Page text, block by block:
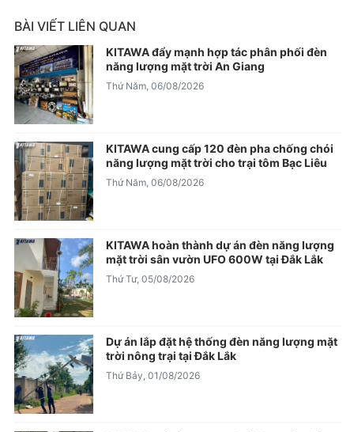
BÀI VIẾT LIÊN QUAN
KITAWA đẩy mạnh hợp tác phân phối đèn
năng lượng mặt trời An Giang
Thứ Năm, 06/08/2026
KITAWA cung cấp 120 đèn pha chống chói
năng lượng mặt trời cho trại tôm Bạc Liêu
Thứ Năm, 06/08/2026
KITAWA hoàn thành dự án đèn năng lượng
mặt trời sân vườn UFO 600W tại Đắk Lắk
Thứ Tư, 05/08/2026
Dự án lắp đặt hệ thống đèn năng lượng mặt
trời nông trại tại Đắk Lắk
Thứ Bảy, 01/08/2026